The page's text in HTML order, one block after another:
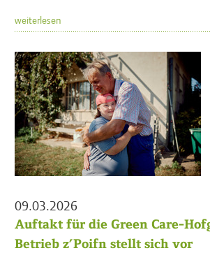
weiterlesen
09.03.2026
Auftakt für die Green Care-
Betrieb z’Poifn stellt sich vor